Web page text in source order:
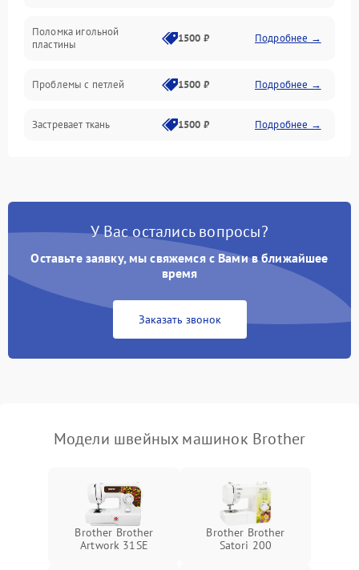
Поломка игольной
пластины
1500 ₽ Подробнее →
Проблемы с петлей 1500 ₽ Подробнее →
Застревает ткань 1500 ₽ Подробнее →
Не работают кнопки
У Вас остались вопросы?
Оставьте заявку, мы свяжемся с Вами в ближайшее
время
Заказать звонок
Модели швейных машинок Brother
Brother Brother
Artwork 31SE
Brother Brother
Satori 200